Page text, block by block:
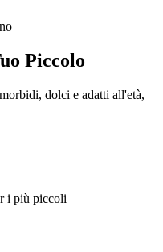
Piccolo
dolci e adatti all'età,
i più piccoli